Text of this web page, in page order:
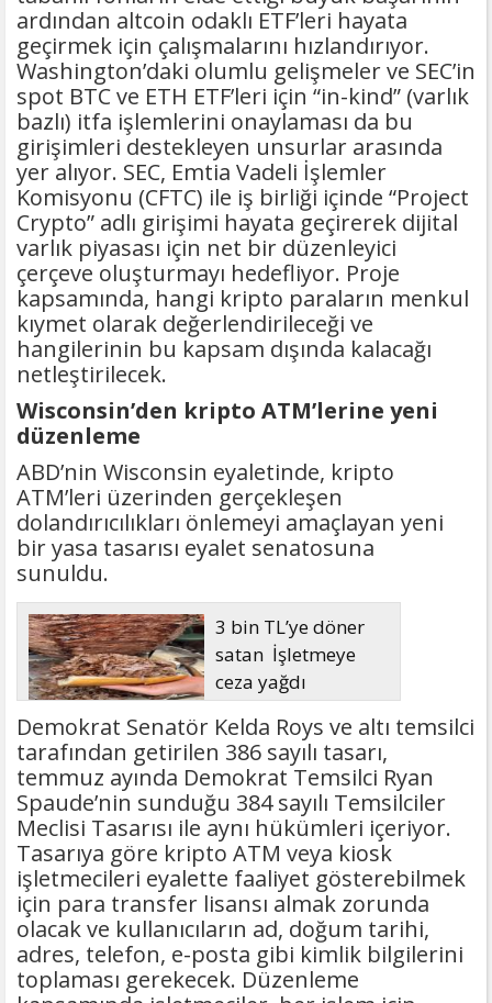
ardından altcoin odaklı ETF’leri hayata
geçirmek için çalışmalarını hızlandırıyor.
Washington’daki olumlu gelişmeler ve SEC’in
spot BTC ve ETH ETF’leri için “in-kind” (varlık
bazlı) itfa işlemlerini onaylaması da bu
girişimleri destekleyen unsurlar arasında
yer alıyor. SEC, Emtia Vadeli İşlemler
Komisyonu (CFTC) ile iş birliği içinde “Project
Crypto” adlı girişimi hayata geçirerek dijital
varlık piyasası için net bir düzenleyici
çerçeve oluşturmayı hedefliyor. Proje
kapsamında, hangi kripto paraların menkul
kıymet olarak değerlendirileceği ve
hangilerinin bu kapsam dışında kalacağı
netleştirilecek.
Wisconsin’den kripto ATM’lerine yeni
düzenleme
ABD’nin Wisconsin eyaletinde, kripto
ATM’leri üzerinden gerçekleşen
dolandırıcılıkları önlemeyi amaçlayan yeni
bir yasa tasarısı eyalet senatosuna
sunuldu.
3 bin TL’ye döner
satan İşletmeye
ceza yağdı
Demokrat Senatör Kelda Roys ve altı temsilci
tarafından getirilen 386 sayılı tasarı,
temmuz ayında Demokrat Temsilci Ryan
Spaude’nin sunduğu 384 sayılı Temsilciler
Meclisi Tasarısı ile aynı hükümleri içeriyor.
Tasarıya göre kripto ATM veya kiosk
işletmecileri eyalette faaliyet gösterebilmek
için para transfer lisansı almak zorunda
olacak ve kullanıcıların ad, doğum tarihi,
adres, telefon, e-posta gibi kimlik bilgilerini
toplaması gerekecek. Düzenleme